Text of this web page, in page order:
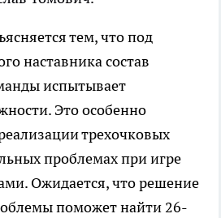
тем, что под
наставника состав
испытывает
Это особенно
трехочковых
проблемах при игре
Ожидается, что решение
поможет найти 26-